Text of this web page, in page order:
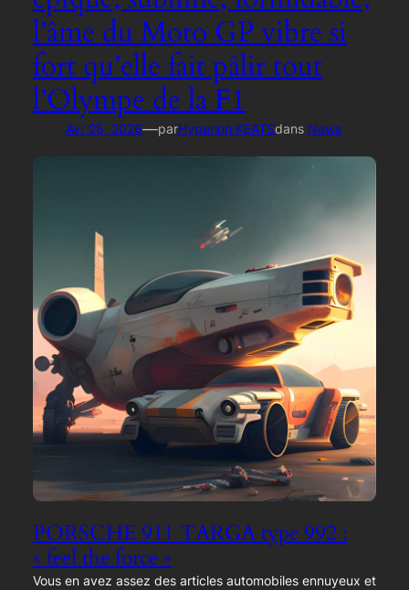
l’âme du Moto GP vibre si
fort qu’elle fait pâlir tout
l’Olympe de la F1
Avr 25, 2026—parHyperion KEATSdans News
PORSCHE 911 TARGA type 992 :
« feel the force »
Vous en avez assez des articles automobiles ennuyeux et